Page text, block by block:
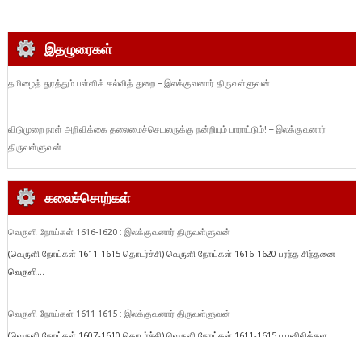
இதழுரைகள்
தமிழைத் துரத்தும் பள்ளிக் கல்வித் துறை – இலக்குவனார் திருவள்ளுவன்
விடுமுறை நாள் அறிவிக்கை தலைமைச்செயலருக்கு நன்றியும் பாராட்டும்! – இலக்குவனார்
திருவள்ளுவன்
கலைச்சொற்கள்
வெருளி நோய்கள் 1616-1620 : இலக்குவனார் திருவள்ளுவன்
(வெருளி நோய்கள் 1611-1615 தொடர்ச்சி) வெருளி நோய்கள் 1616-1620 பரந்த சிந்தனை
வெருளி...
வெருளி நோய்கள் 1611-1615 : இலக்குவனார் திருவள்ளுவன்